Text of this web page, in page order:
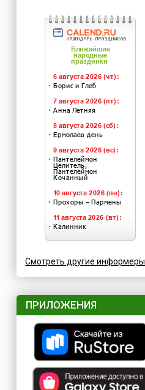
Смотреть другие информеры
ПРИЛОЖЕНИЯ